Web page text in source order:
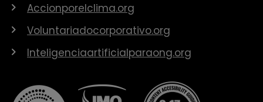
Accionporelclima.org
Voluntariadocorporativo.org
Inteligenciaartificialparaong.org